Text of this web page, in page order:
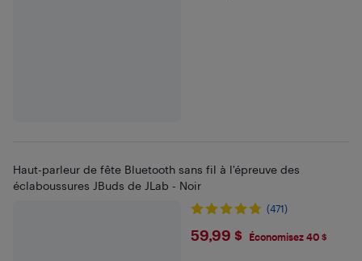
Haut-parleur de fête Bluetooth sans fil à l'épreuve des
éclaboussures JBuds de JLab - Noir
(471)
$59.99
59,99 $ Économisez 40 $